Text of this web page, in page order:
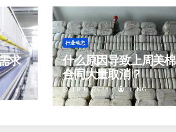
求
行业动态
什么原因导致上周美棉
合同大量取消？
J 8 月, 2026 TENG